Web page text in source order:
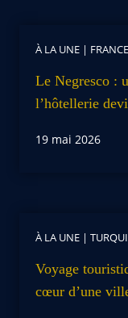
À LA UNE | FRANCE
Le Negresco :
l’hôtellerie
19 mai 2026
À LA UNE |
Voyage
cœur d’une